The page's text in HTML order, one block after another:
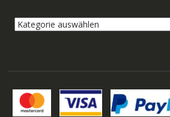
Kategorie